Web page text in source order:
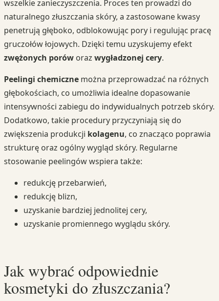
wszelkie zanieczyszczenia. Proces ten prowadzi do
naturalnego złuszczania skóry, a zastosowane kwasy
penetrują głęboko, odblokowując pory i regulując pracę
gruczołów łojowych. Dzięki temu uzyskujemy efekt
zwężonych porów oraz wygładzonej cery.
Peelingi chemiczne można przeprowadzać na różnych
głębokościach, co umożliwia idealne dopasowanie
intensywności zabiegu do indywidualnych potrzeb skóry.
Dodatkowo, takie procedury przyczyniają się do
zwiększenia produkcji kolagenu, co znacząco poprawia
strukturę oraz ogólny wygląd skóry. Regularne
stosowanie peelingów wspiera także:
redukcję przebarwień,
redukcję blizn,
uzyskanie bardziej jednolitej cery,
uzyskanie promiennego wyglądu skóry.
Jak wybrać odpowiednie
kosmetyki do złuszczania?